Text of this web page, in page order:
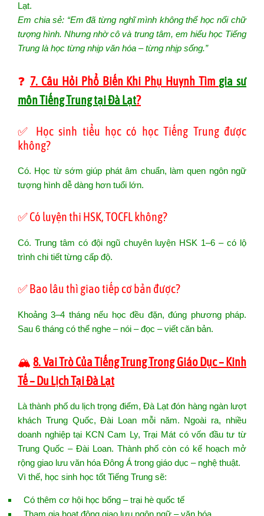
Lạt.
Em chia sẻ: “Em đã từng nghĩ mình không thể học nổi chữ
tượng hình. Nhưng nhờ cô và trung tâm, em hiểu học Tiếng
Trung là học từng nhịp văn hóa – từng nhịp sống.”
❓ 7. Câu Hỏi Phổ Biến Khi Phụ Huynh Tìm gia sư
môn Tiếng Trung tại Đà Lạt?
✅ Học sinh tiểu học có học Tiếng Trung được
không?
Có. Học từ sớm giúp phát âm chuẩn, làm quen ngôn ngữ
tượng hình dễ dàng hơn tuổi lớn.
✅ Có luyện thi HSK, TOCFL không?
Có. Trung tâm có đội ngũ chuyên luyện HSK 1–6 – có lộ
trình chi tiết từng cấp độ.
✅ Bao lâu thì giao tiếp cơ bản được?
Khoảng 3–4 tháng nếu học đều đặn, đúng phương pháp.
Sau 6 tháng có thể nghe – nói – đọc – viết căn bản.
🏔️8. Vai Trò Của Tiếng Trung Trong Giáo Dục – Kinh
Tế – Du Lịch Tại Đà Lạt
Là thành phố du lịch trọng điểm, Đà Lạt đón hàng ngàn lượt
khách Trung Quốc, Đài Loan mỗi năm. Ngoài ra, nhiều
doanh nghiệp tại KCN Cam Ly, Trại Mát có vốn đầu tư từ
Trung Quốc – Đài Loan. Thành phố còn có kế hoạch mở
rộng giao lưu văn hóa Đông Á trong giáo dục – nghệ thuật.
Vì thế, học sinh học tốt Tiếng Trung sẽ:
Có thêm cơ hội học bổng – trại hè quốc tế
Tham gia hoạt động giao lưu ngôn ngữ – văn hóa